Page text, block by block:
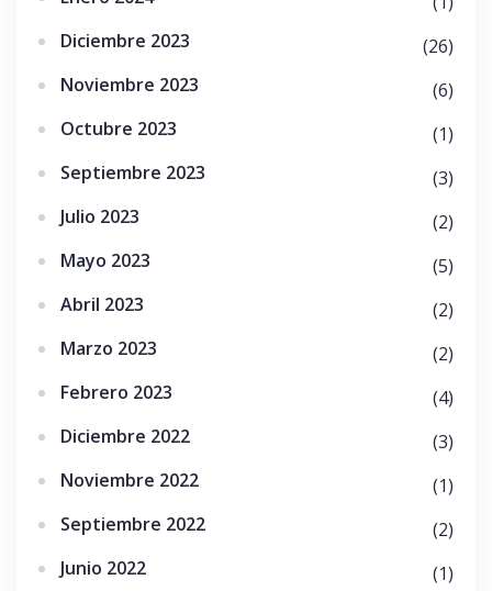
Diciembre 2023
(26)
Noviembre 2023
(6)
Octubre 2023
(1)
Septiembre 2023
(3)
Julio 2023
(2)
Mayo 2023
(5)
Abril 2023
(2)
Marzo 2023
(2)
Febrero 2023
(4)
Diciembre 2022
(3)
Noviembre 2022
(1)
Septiembre 2022
(2)
Junio 2022
(1)